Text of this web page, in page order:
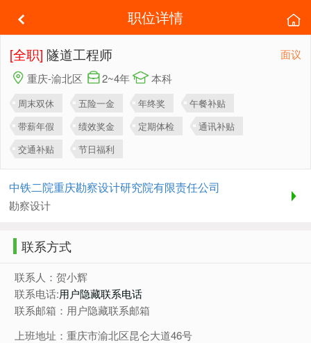
职位详情
[全职] 隧道工程师
面议
重庆-渝北区
2~4年 本科
周末双休 五险一金 年终奖
午餐补贴
带薪年假
绩效奖金 定期体检
通讯补贴
交通补贴
节日福利
中铁二院重庆勘察设计研究院有限责任公司
勘察设计
联系方式
联系人：贺小辉
联系电话:用户隐藏联系电话
联系邮箱：用户隐藏联系邮箱
上班地址：重庆市渝北区昆仑大道46号